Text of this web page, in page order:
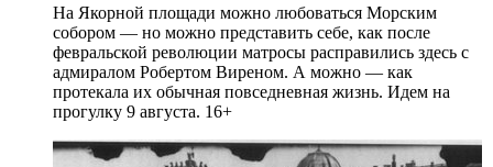
На Якорной площади можно любоваться Морским
собором — но можно представить себе, как после
февральской революции матросы расправились здесь с
адмиралом Робертом Виреном. А можно — как
протекала их обычная повседневная жизнь. Идем на
прогулку 9 августа. 16+